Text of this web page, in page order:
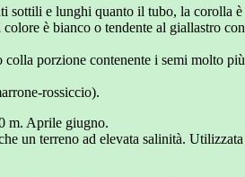
sottili e lunghi quanto il tubo, la corolla è
è bianco o tendente al giallastro con
porzione contenente i semi molto più
rossiccio).
m. Aprile giugno.
un terreno ad elevata salinità. Utilizzata